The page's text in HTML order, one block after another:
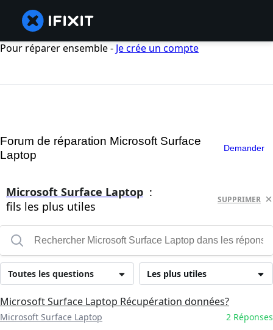
Pour réparer ensemble - Je crée un compte
Forum de réparation Microsoft Surface
Laptop
Demander
Microsoft Surface Laptop :
fils les plus utiles
SUPPRIMER
Les plus utiles
Toutes les questions
Microsoft Surface Laptop Récupération données?
Microsoft Surface Laptop 2 Réponses